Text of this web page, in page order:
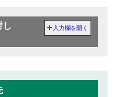
し
入力欄を開く